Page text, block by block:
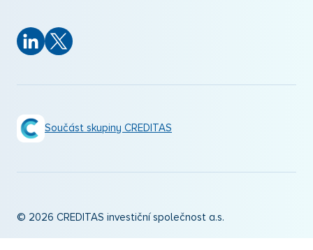
Součást skupiny CREDITAS
© 2026 CREDITAS investiční společnost a.s.